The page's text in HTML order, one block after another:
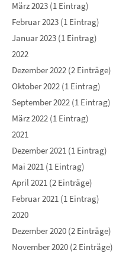
März 2023 (1 Eintrag)
Februar 2023 (1 Eintrag)
Januar 2023 (1 Eintrag)
2022
Dezember 2022 (2 Einträge)
Oktober 2022 (1 Eintrag)
September 2022 (1 Eintrag)
März 2022 (1 Eintrag)
2021
Dezember 2021 (1 Eintrag)
Mai 2021 (1 Eintrag)
April 2021 (2 Einträge)
Februar 2021 (1 Eintrag)
2020
Dezember 2020 (2 Einträge)
November 2020 (2 Einträge)